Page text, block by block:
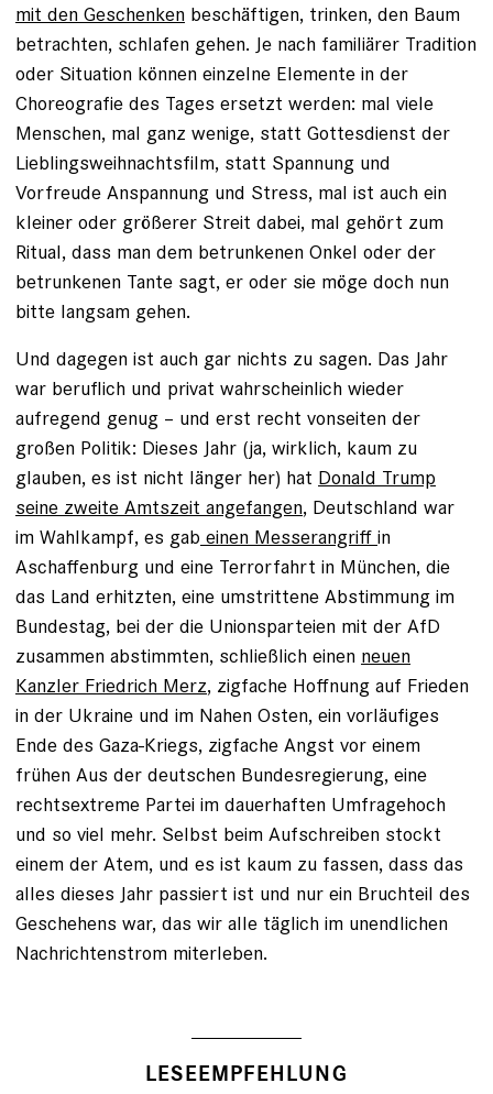
mit den Geschenken beschäftigen, trinken, den Baum
betrachten, schlafen gehen. Je nach familiärer Tradition
oder Situation können einzelne Elemente in der
Choreografie des Tages ersetzt werden: mal viele
Menschen, mal ganz wenige, statt Gottesdienst der
Lieblingsweihnachtsfilm, statt Spannung und
Vorfreude Anspannung und Stress, mal ist auch ein
kleiner oder größerer Streit dabei, mal gehört zum
Ritual, dass man dem betrunkenen Onkel oder der
betrunkenen Tante sagt, er oder sie möge doch nun
bitte langsam gehen.
Und dagegen ist auch gar nichts zu sagen. Das Jahr
war beruflich und privat wahrscheinlich wieder
aufregend genug – und erst recht vonseiten der
großen Politik: Dieses Jahr (ja, wirklich, kaum zu
glauben, es ist nicht länger her) hat Donald Trump
seine zweite Amtszeit angefangen, Deutschland war
im Wahlkampf, es gab einen Messerangriff in
Aschaffenburg und eine Terrorfahrt in München, die
das Land erhitzten, eine umstrittene Abstimmung im
Bundestag, bei der die Unionsparteien mit der AfD
zusammen abstimmten, schließlich einen neuen
Kanzler Friedrich Merz, zigfache Hoffnung auf Frieden
in der Ukraine und im Nahen Osten, ein vorläufiges
Ende des Gaza-Kriegs, zigfache Angst vor einem
frühen Aus der deutschen Bundesregierung, eine
rechtsextreme Partei im dauerhaften Umfragehoch
und so viel mehr. Selbst beim Aufschreiben stockt
einem der Atem, und es ist kaum zu fassen, dass das
alles dieses Jahr passiert ist und nur ein Bruchteil des
Geschehens war, das wir alle täglich im unendlichen
Nachrichtenstrom miterleben.
LESEEMPFEHLUNG